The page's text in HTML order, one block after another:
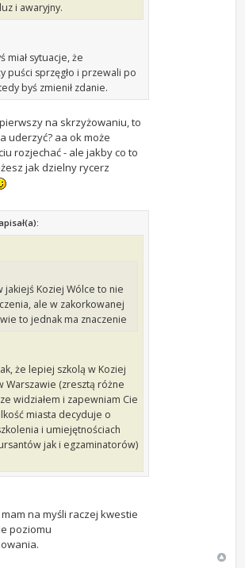
i awaryjny.
miał sytuacje, że
puści sprzęgło i przewali po
byś zmienił zdanie.
na skrzyżowaniu, to
uderzyć? aa ok może
rozjechać - ale jakby co to
jak dzielny rycerz
jakiejś Koziej Wólce to nie
ale w zakorkowanej
to jednak ma znaczenie
że lepiej szkolą w Koziej
Warszawie (zresztą różne
widziałem i zapewniam Cie
miasta decyduje o
i umiejętnościach
jak i egzaminatorów)
mam na myśli raczej kwestie
poziomu